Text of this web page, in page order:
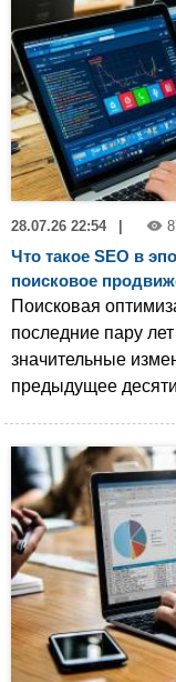
28.07.26 22:54 |
Что такое SEO в
поисковое
Поисковая
последние пару
значительные
предыдущее